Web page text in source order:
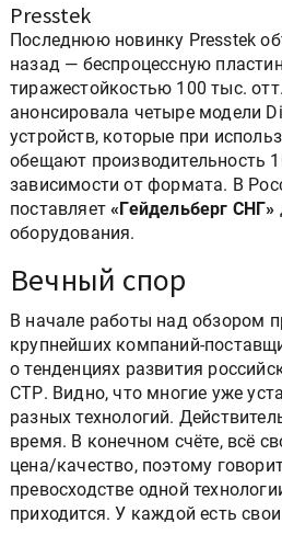
Presstek
Последнюю новинку Presstek
назад — беспроцессную
тиражестойкостью 100 тыс.
анонсировала четыре модели
устройств, которые при
обещают производительность
зависимости от формата. В
поставляет«Гейдельберг СНГ»
оборудования.
Вечный спор
В начале работы над обзором
крупнейших компаний-
о тенденциях развития
СТР. Видно, что многие уже
разных технологий.
время. В конечном счёте, всё
цена/качество, поэтому
превосходстве одной
приходится. У каждой есть